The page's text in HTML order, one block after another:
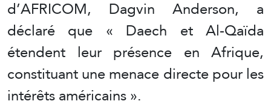
d’AFRICOM, Dagvin Anderson, a
déclaré que « Daech et Al-Qaïda
étendent leur présence en Afrique,
constituant une menace directe pour les
intérêts américains ».